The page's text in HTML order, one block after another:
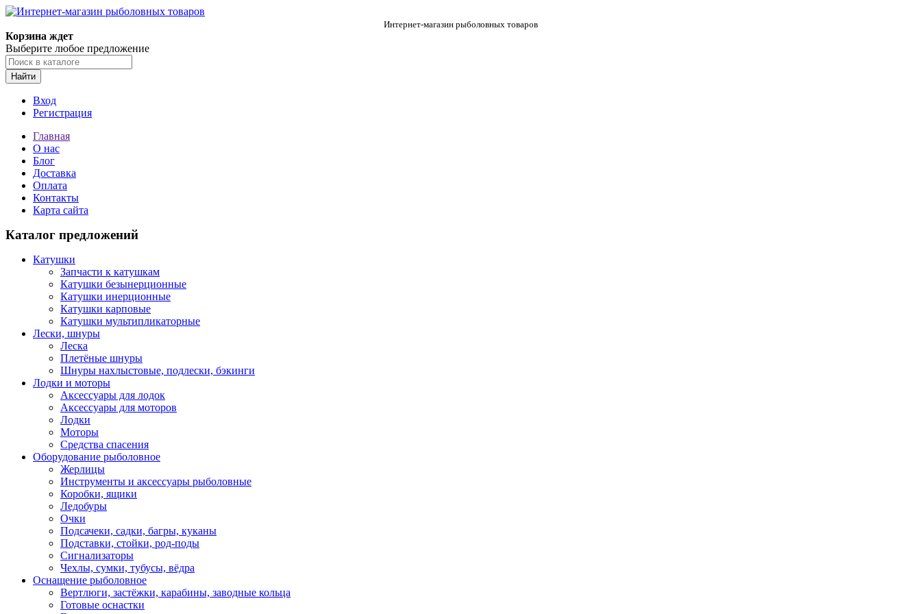
Интернет-магазин рыболовных товаров
Корзина ждет
Выберите любое предложение
Найти
Вход
Регистрация
Главная
О нас
Блог
Доставка
Оплата
Контакты
Карта сайта
Каталог предложений
Катушки
Запчасти к катушкам
Катушки безынерционные
Катушки инерционные
Катушки карповые
Катушки мультипликаторные
Лески, шнуры
Леска
Плетёные шнуры
Шнуры нахлыстовые, подлески, бэкинги
Лодки и моторы
Аксессуары для лодок
Аксессуары для моторов
Лодки
Моторы
Средства спасения
Оборудование рыболовное
Жерлицы
Инструменты и аксессуары рыболовные
Коробки, ящики
Ледобуры
Очки
Подсачеки, садки, багры, куканы
Подставки, стойки, род-поды
Сигнализаторы
Чехлы, сумки, тубусы, вёдра
Оснащение рыболовное
Вертлюги, застёжки, карабины, заводные кольца
Готовые оснастки